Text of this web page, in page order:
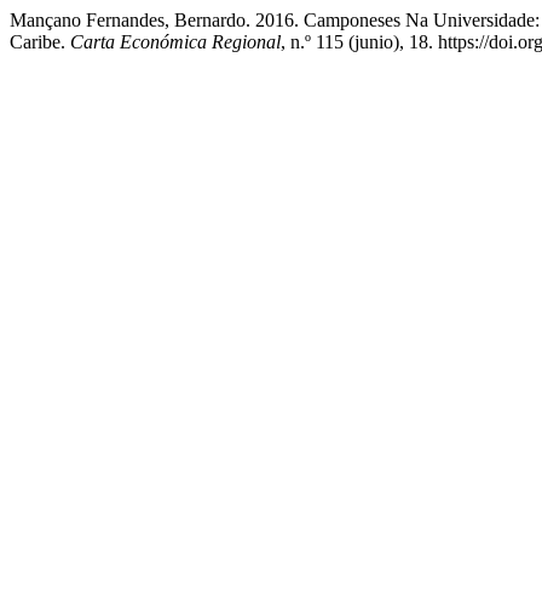
Mançano Fernandes, Bernardo. 2016. Camponeses Na
Caribe. Carta Económica Regional, n.º 115 (junio), 18. https://